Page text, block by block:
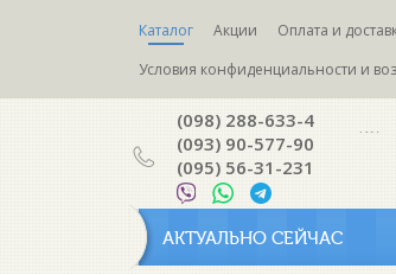
Каталог Акции Оплата и
Условия конфиденциальности и
(098) 288-633-4
(093) 90-577-90
(095) 56-31-231
АКТУАЛЬНО СЕЙЧАС